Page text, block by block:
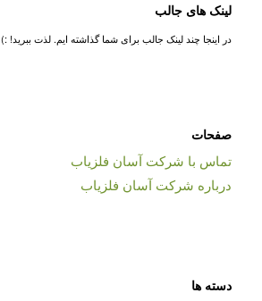
لینک های جالب
در اینجا چند لینک جالب برای شما گذاشته ایم. لذت ببرید! :)
صفحات
تماس با شرکت آسان فلزیاب
درباره شرکت آسان فلزیاب
دسته ها